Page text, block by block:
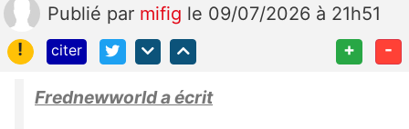
Publié par mifig le 09/07/2026 à 21h51
!
citer + -
Frednewworld a écrit